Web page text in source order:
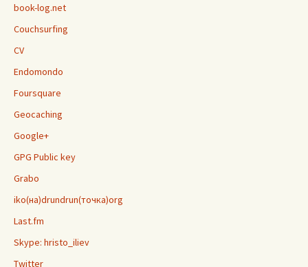
book-log.net
Couchsurfing
CV
Endomondo
Foursquare
Geocaching
Google+
GPG Public key
Grabo
iko(на)drundrun(точка)org
Last.fm
Skype: hristo_iliev
Twitter